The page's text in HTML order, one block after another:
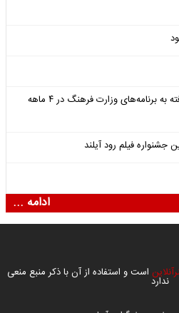
انتشار فهرست اعتبارات اختصاص‌یافته به برنامه‌های وزارت فرهنگ در ۴ ماهه
ادامه ...
است و استفاده از آن با ذکر منبع منعی
ندارد